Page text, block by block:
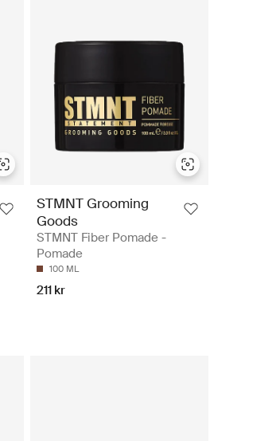
STMNT Grooming
Goods
STMNT Fiber Pomade -
Pomade
100 ML
211 kr